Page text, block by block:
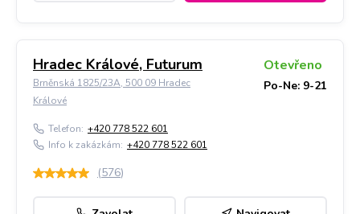
Hradec Králové, Futurum
Brněnská 1825/23A, 500 09 Hradec
Králové
Otevřeno
Po-Ne: 9-21
Telefon: +420 778 522 601
Info k zakázkám: +420 778 522 601
(576)